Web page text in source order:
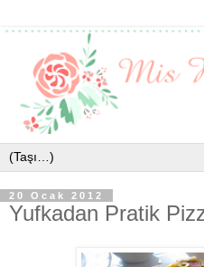
20 Ocak 2012
Yufkadan Pratik